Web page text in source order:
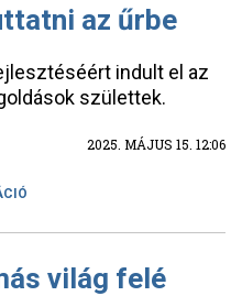
az űrbe
indult el az
születtek.
2025. MÁJUS 15. 12:06
világ felé